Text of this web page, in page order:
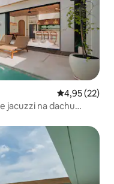
Średnia
4,95 (22)
jacuzzi na dachu